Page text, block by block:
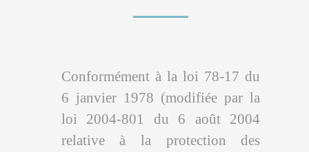
Conformément à la loi 78-17 du
6 janvier 1978 (modifiée par la
loi 2004-801 du 6 août 2004
relative à la protection des